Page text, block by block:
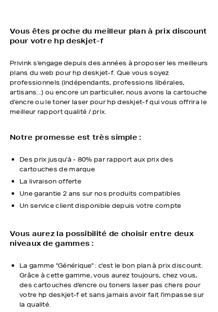
Vous êtes proche du meilleur plan à prix discount
pour votre hp deskjet-f
Privink s'engage depuis des années à proposer les meilleurs
plans du web pour hp deskjet-f. Que vous soyez
professionnels (indépendants, professions libérales,
artisans...) ou encore un particulier, nous avons la cartouche
d'encre ou le toner laser pour hp deskjet-f qui vous offrira le
meilleur rapport qualité / prix.
Notre promesse est très simple :
Des prix jusqu'à - 80% par rapport aux prix des
cartouches de marque
La livraison offerte
Une garantie 2 ans sur nos produits compatibles
Un service client disponible depuis votre compte
Vous aurez la possibilité de choisir entre deux
niveaux de gammes :
La gamme "Générique" : c'est le bon plan à prix discount.
Grâce à cette gamme, vous aurez toujours, chez vous,
des cartouches d'encre ou toners laser pas chers pour
votre hp deskjet-f et sans jamais avoir fait l'impasse sur
la qualité.